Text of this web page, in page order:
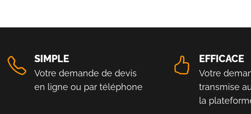
SIMPLE
Votre demande de devis
en ligne ou par téléphone
EFFICACE
Votre
transmise
la